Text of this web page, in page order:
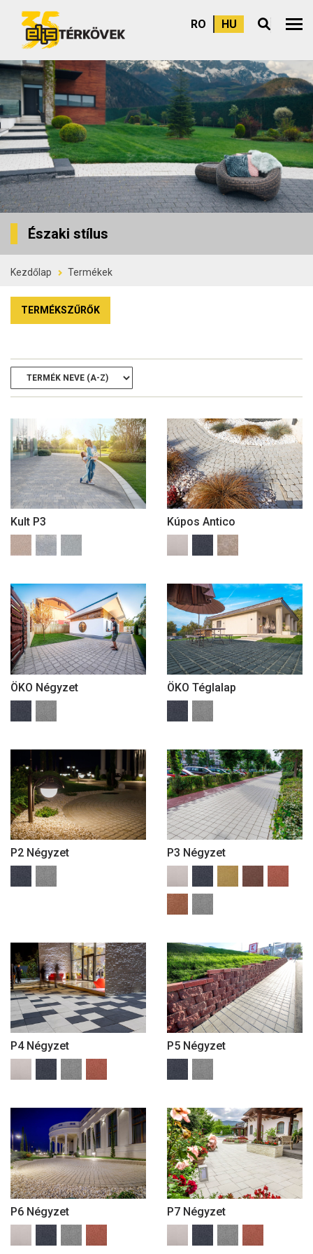
RO HU
Északi stílus
Kezdőlap Termékek
TERMÉKSZŰRŐK
Kult P3 Kúpos Antico
ÖKO Négyzet ÖKO Téglalap
P2 Négyzet P3 Négyzet
P4 Négyzet P5 Négyzet
P6 Négyzet P7 Négyzet